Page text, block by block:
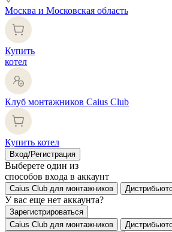
Москва и Московская область
Купить
котел
Клуб монтажников Caius Club
Купить котел
Вход/Регистрация
Выберете один из
способов входа в аккаунт
Caius Club для монтажников
У вас еще нет аккаунта?
Зарегистрироваться
Caius Club для монтажников